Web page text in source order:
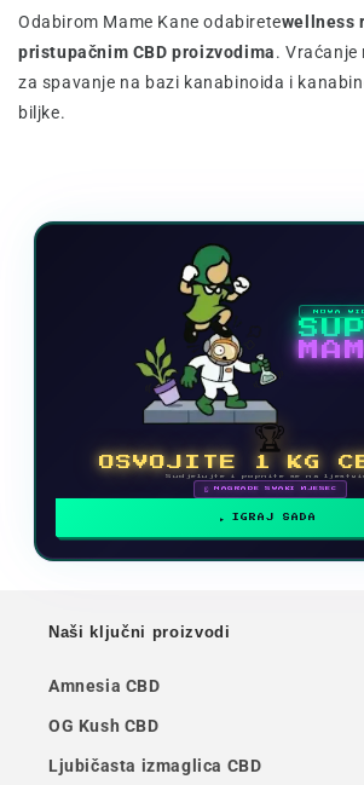
Odabirom Mame Kane odabiretewellness
pristupačnim CBD proizvodima. Vraćanje
za spavanje na bazi kanabinoida i
biljke.
NOVA
🏆
OSVOJITE 1 KG
Sudjelujte i popnite se na
🗓 NAGRADE SVAKI MJESEC
IGRAJ SADA
Naši ključni proizvodi
Amnesia CBD
OG Kush CBD
Ljubičasta izmaglica CBD